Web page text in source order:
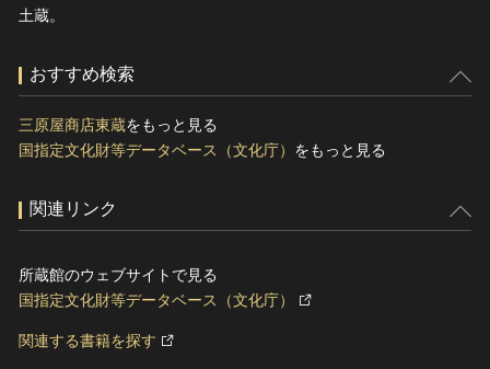
土蔵。
おすすめ検索
三原屋商店東蔵をもっと見る
国指定文化財等データベース（文化庁） をもっと見る
関連リンク
所蔵館のウェブサイトで見る
国指定文化財等データベース（文化庁）
関連する書籍を探す